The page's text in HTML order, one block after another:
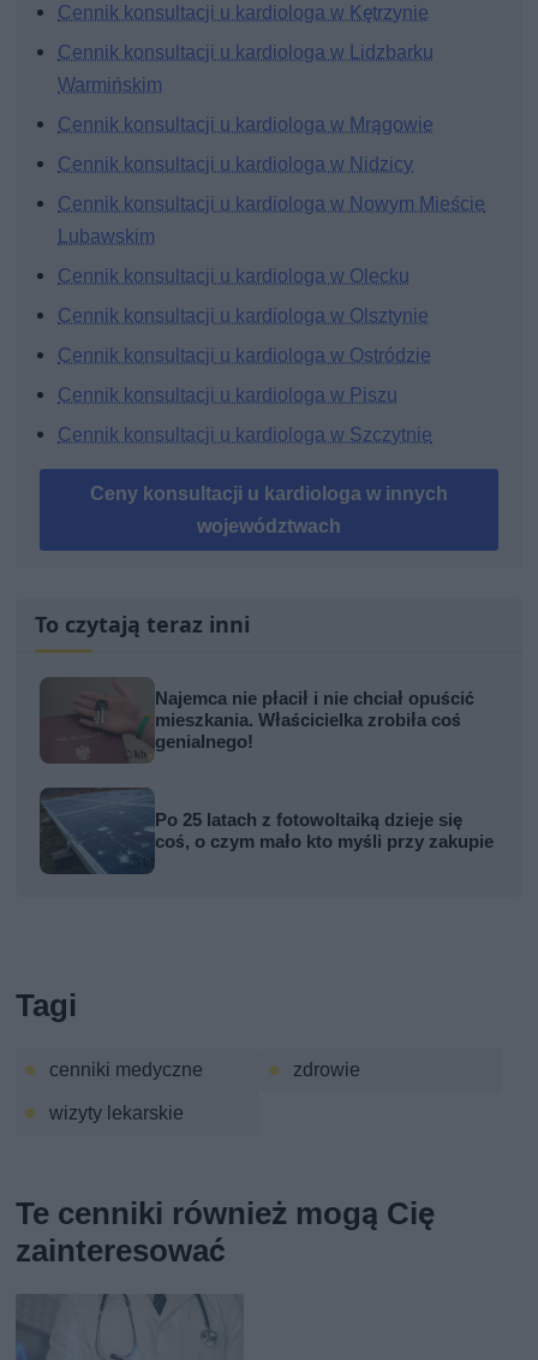
Cennik konsultacji u kardiologa w Kętrzynie
Cennik konsultacji u kardiologa w Lidzbarku
Warmińskim
Cennik konsultacji u kardiologa w Mrągowie
Cennik konsultacji u kardiologa w Nidzicy
Cennik konsultacji u kardiologa w Nowym Mieście
Lubawskim
Cennik konsultacji u kardiologa w Olecku
Cennik konsultacji u kardiologa w Olsztynie
Cennik konsultacji u kardiologa w Ostródzie
Cennik konsultacji u kardiologa w Piszu
Cennik konsultacji u kardiologa w Szczytnie
Ceny konsultacji u kardiologa w innych
województwach
To czytają teraz inni
Najemca nie płacił i nie chciał opuścić
mieszkania. Właścicielka zrobiła coś
genialnego!
Po 25 latach z fotowoltaiką dzieje się
coś, o czym mało kto myśli przy zakupie
Tagi
cenniki medyczne
zdrowie
wizyty lekarskie
Te cenniki również mogą Cię
zainteresować